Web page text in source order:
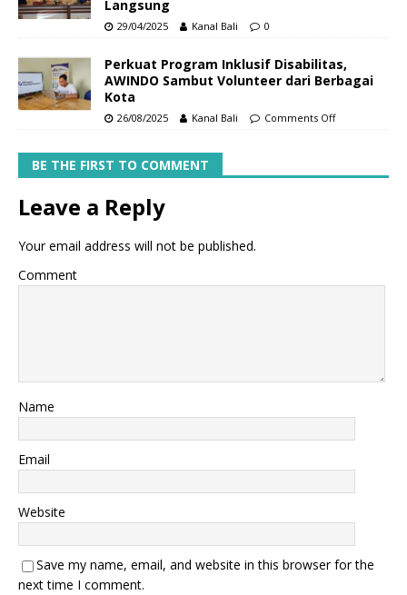
Langsung
29/04/2025 Kanal Bali 0
Perkuat Program Inklusif Disabilitas,
AWINDO Sambut Volunteer dari Berbagai
Kota
26/08/2025 Kanal Bali Comments Off
BE THE FIRST TO COMMENT
Leave a Reply
Your email address will not be published.
Comment
Name
Email
Website
Save my name, email, and website in this browser for the
next time I comment.